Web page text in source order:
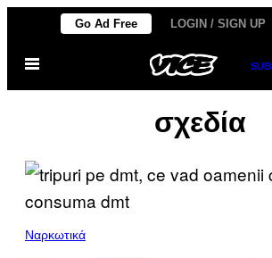
Μετάβαση
περιεχόμενο
Go Ad Free LOGIN / SIGN UP
Ανοίξτε
μενού
σχεδία
Ναρκωτικά